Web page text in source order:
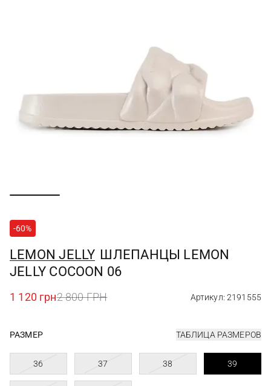
-60%
LEMON JELLY ШЛЕПАНЦЫ LEMON
JELLY COCOON 06
1 120 грн2 800 ГРН Артикул: 2191555
РАЗМЕР ТАБЛИЦА РАЗМЕРОВ
36 37 38 39